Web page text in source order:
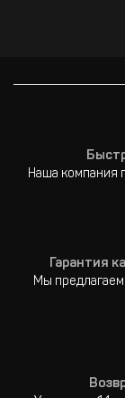
Наша компания
Гарантия
Мы предлагаем